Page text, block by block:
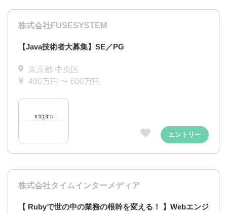
株式会社FUSESYSTEM
【Java技術者大募集】SE／PG
東京都 中央区
400万円 〜 600万円
エントリー
株式会社タイムインターメディア
【 Rubyで世の中の業務の根幹を変える！ 】Webエンジ